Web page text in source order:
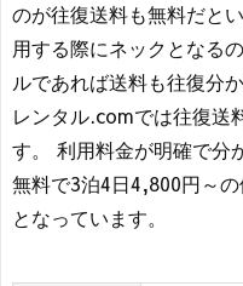
のが往復送料も無料だと
用する際にネックとなる
ルであれば送料も往復分
レンタル.comでは往復送
す。 利用料金が明確で分
無料で3泊4日4,800円～
となっています。